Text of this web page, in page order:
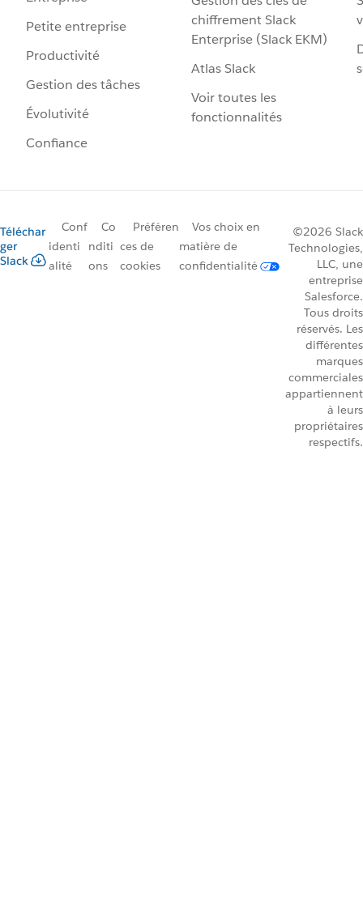
Petite entreprise
Productivité
Gestion des tâches
Évolutivité
Confiance
chiffrement Slack
Enterprise (Slack EKM)
Atlas Slack
Voir toutes les
fonctionnalités
Téléchar
ger
Slack
Conf
identi
alité
Co
nditi
ons
Préféren
ces de
cookies
Vos choix en
matière de
confidentialité
©2026 Slack
Technologies,
LLC, une
entreprise
Salesforce.
Tous droits
réservés. Les
différentes
marques
commerciales
appartiennent
à leurs
propriétaires
respectifs.